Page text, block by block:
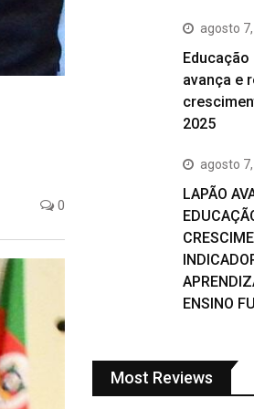
0
agosto
avança e
2025
agosto
LAPÃO
ENSINO
Most Reviews